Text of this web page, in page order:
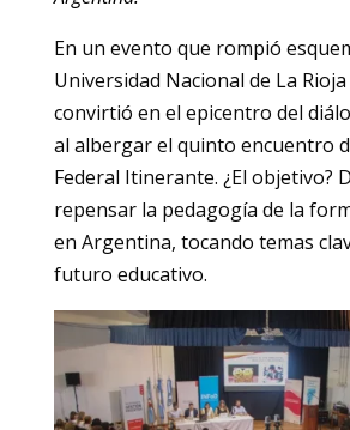
En un evento que rompió
Universidad Nacional de La Rioja
convirtió en el epicentro del
al albergar el quinto encuentro
Federal Itinerante. ¿El objetivo?
repensar la pedagogía de la
en Argentina, tocando temas
futuro educativo.